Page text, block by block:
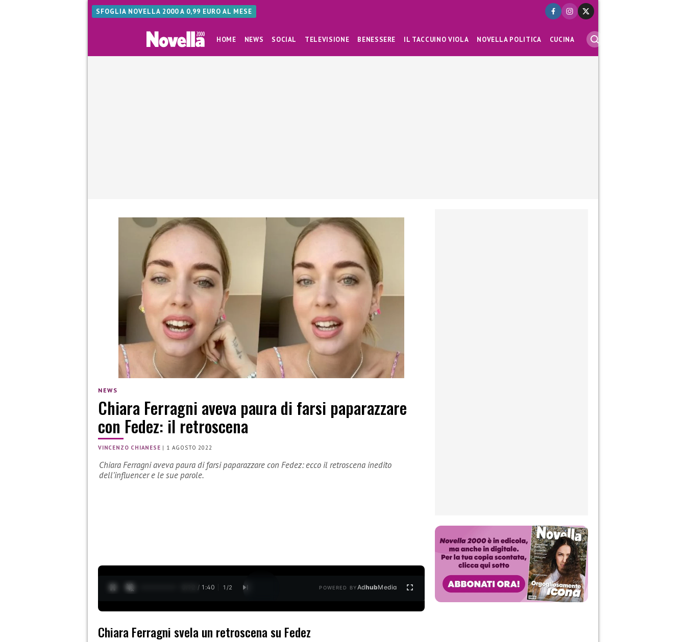
SFOGLIA NOVELLA 2000 A 0,99 EURO AL MESE
HOME NEWS SOCIAL TELEVISIONE BENESSERE IL TACCUINO VIOLA NOVELLA POLITICA CUCINA
NEWS
Chiara Ferragni aveva paura di farsi paparazzare
con Fedez: il retroscena
VINCENZO CHIANESE | 1 AGOSTO 2022
Chiara Ferragni aveva paura di farsi paparazzare con Fedez: ecco il retroscena inedito
dell’influencer e le sue parole.
0:13 / 1:40 1 /2 POWERED BYAdhubMedia
Chiara Ferragni svela un retroscena su Fedez